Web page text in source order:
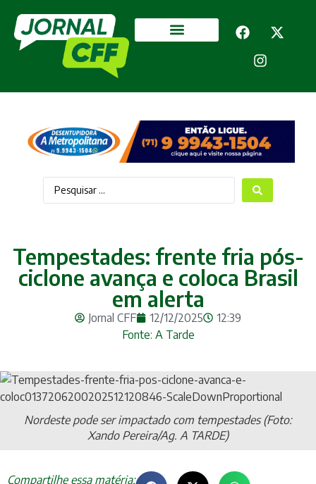
Tempestades: frente fria pós-
ciclone avança e coloca Brasil
em alerta
Jornal CFF 12/12/2025
12:39
Fonte: A Tarde
Nordeste pode ser impactado com tempestades (Foto:
Xando Pereira/Ag. A TARDE)
Compartilhe essa matéria: